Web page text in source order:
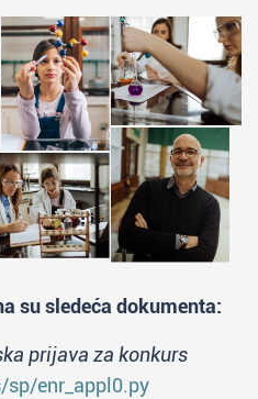
su sledeća dokumenta:
prijava za konkurs
enr_appl0.py